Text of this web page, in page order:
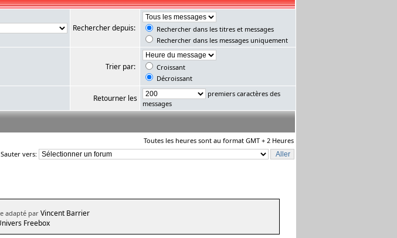
Rechercher depuis:
Rechercher dans les titres et messages
Rechercher dans les messages uniquement
Trier par:
Croissant
Décroissant
Retourner les
premiers caractères des
messages
Toutes les heures sont au format GMT + 2 Heures
Sauter vers:
adapté par Vincent Barrier
Freebox